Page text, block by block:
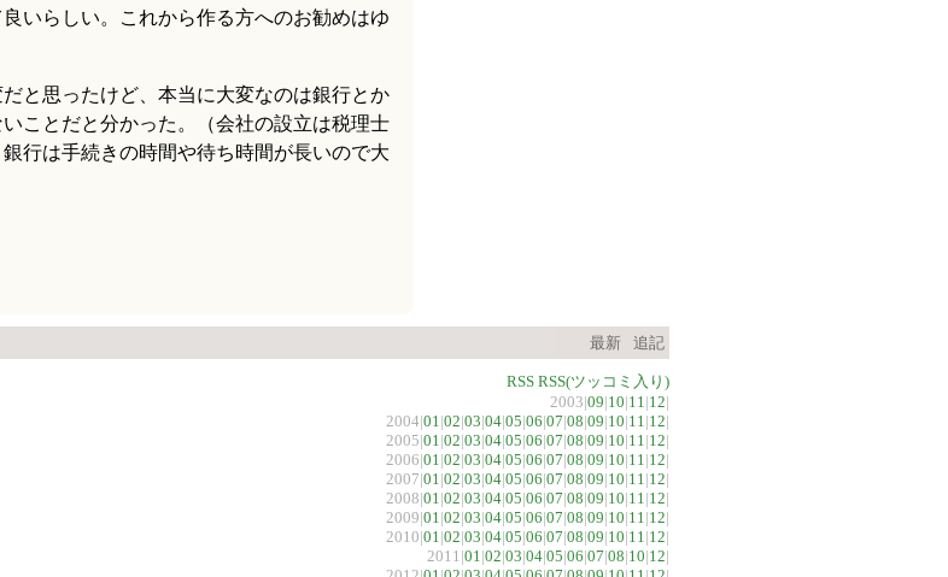
いらしい。これから作る方へのお勧めはゆ
と思ったけど、本当に大変なのは銀行とか
ことだと分かった。（会社の設立は税理士
行は手続きの時間や待ち時間が長いので大
最新 追記
RSS RSS(ツッコミ入り)
2003|09|10|11 |12|
2004|01 |02|03|04|05|06|07|08|09|10|11 |12|
2005|01 |02|03|04|05|06|07|08|09|10|11 |12|
2006|01 |02|03|04|05|06|07|08|09|10|11 |12|
2007|01 |02|03|04|05|06|07|08|09|10|11 |12|
2008|01 |02|03|04|05|06|07|08|09|10|11 |12|
2009|01 |02|03|04|05|06|07|08|09|10|11 |12|
2010|01 |02|03|04|05|06|07|08|09|10|11 |12|
2011|01 |02|03|04|05|06|07|08|10|12|